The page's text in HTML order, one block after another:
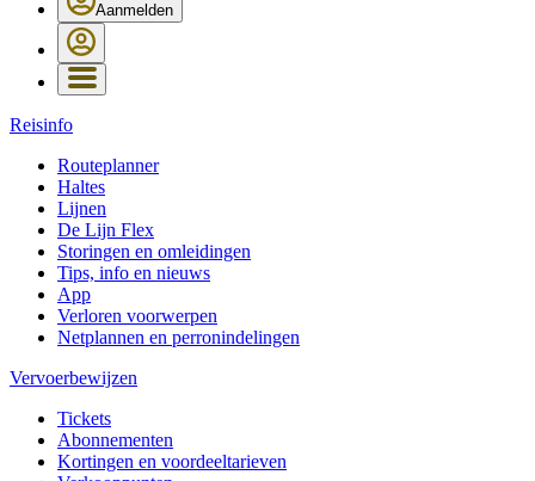
Aanmelden
Reisinfo
Routeplanner
Haltes
Lijnen
De Lijn Flex
Storingen en omleidingen
Tips, info en nieuws
App
Verloren voorwerpen
Netplannen en perronindelingen
Vervoerbewijzen
Tickets
Abonnementen
Kortingen en voordeeltarieven